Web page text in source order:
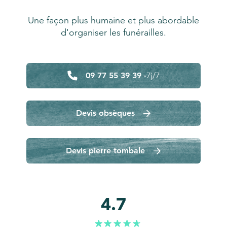
Une façon plus humaine et plus abordable
d'organiser les funérailles.
09 77 55 39 39 -7j/7
Devis obsèques
Devis pierre tombale
4.7